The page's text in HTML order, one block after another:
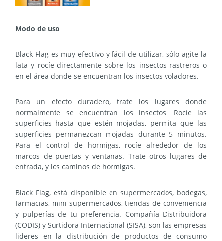
Modo de uso
Black Flag es muy efectivo y fácil de utilizar, sólo agite la
lata y rocíe directamente sobre los insectos rastreros o
en el área donde se encuentran los insectos voladores.
Para un efecto duradero, trate los lugares donde
normalmente se encuentran los insectos. Rocíe las
superficies hasta que estén mojadas, permita que las
superficies permanezcan mojadas durante 5 minutos.
Para el control de hormigas, rocíe alrededor de los
marcos de puertas y ventanas. Trate otros lugares de
entrada, y los caminos de hormigas.
Black Flag, está disponible en supermercados, bodegas,
farmacias, mini supermercados, tiendas de conveniencia
y pulperías de tu preferencia. Compañía Distribuidora
(CODIS) y Surtidora Internacional (SISA), son las empresas
lideres en la distribución de productos de consumo